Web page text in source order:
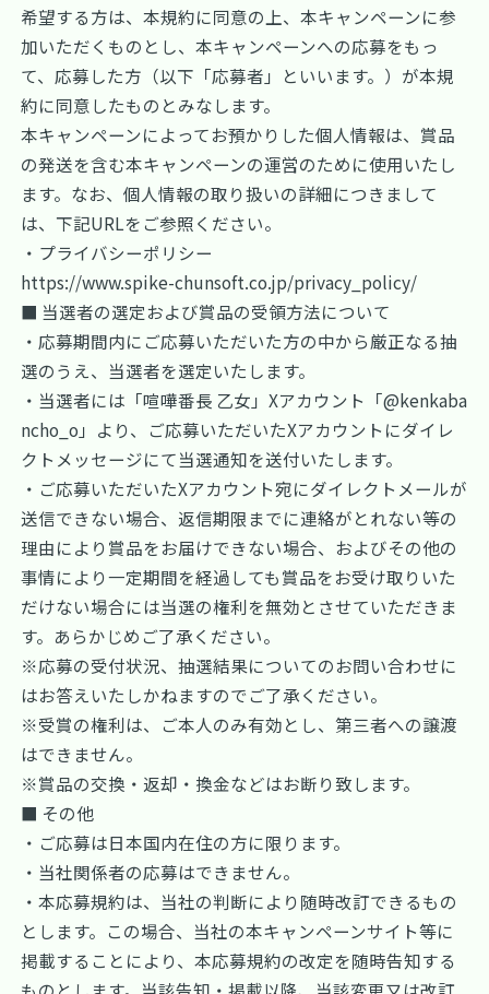
希望する方は、本規約に同意の上、本キャンペーンに参
加いただくものとし、本キャンペーンへの応募をもっ
て、応募した方（以下「応募者」といいます。）が本規
約に同意したものとみなします。
本キャンペーンによってお預かりした個人情報は、賞品
の発送を含む本キャンペーンの運営のために使用いたし
ます。なお、個人情報の取り扱いの詳細につきまして
は、下記URLをご参照ください。
・プライバシーポリシー
https://www.spike-chunsoft.co.jp/privacy_policy/
■ 当選者の選定および賞品の受領方法について
・応募期間内にご応募いただいた方の中から厳正なる抽
選のうえ、当選者を選定いたします。
・当選者には「喧嘩番長 乙女」Xアカウント「@kenkaba
ncho_o」より、ご応募いただいたXアカウントにダイレ
クトメッセージにて当選通知を送付いたします。
・ご応募いただいたXアカウント宛にダイレクトメールが
送信できない場合、返信期限までに連絡がとれない等の
理由により賞品をお届けできない場合、およびその他の
事情により一定期間を経過しても賞品をお受け取りいた
だけない場合には当選の権利を無効とさせていただきま
す。あらかじめご了承ください。
※応募の受付状況、抽選結果についてのお問い合わせに
はお答えいたしかねますのでご了承ください。
※受賞の権利は、ご本人のみ有効とし、第三者への譲渡
はできません。
※賞品の交換・返却・換金などはお断り致します。
■ その他
・ご応募は日本国内在住の方に限ります。
・当社関係者の応募はできません。
・本応募規約は、当社の判断により随時改訂できるもの
とします。この場合、当社の本キャンペーンサイト等に
掲載することにより、本応募規約の改定を随時告知する